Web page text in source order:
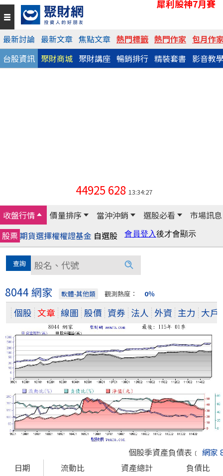
犀利股神7月賽
最新討論 最新文章 焦點文章 熱門標籤 熱門作家 包月作
台股資訊 聚財商城 聚財講座 暢銷排行 精裝套書 影音教
44925 628 13:34:27
收盤行情 價量排序 當沖沖銷 選股必看
市場訊息
股票期貨選擇權權證基金 自選股
8044 網家 軟體-其他類 觀測熱度： 0％
個股 文章 線圖 股價 資券 法人 外資 主力 大戶
個股季資產負債表﹝ 網家
日期
流動比 資產總計
負債比